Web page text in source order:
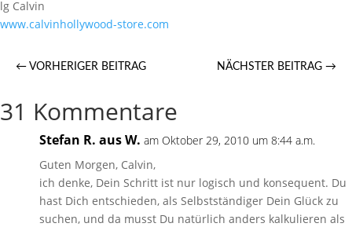
lg Calvin
www.calvinhollywood-store.com
← VORHERIGER BEITRAG NÄCHSTER BEITRAG →
31 Kommentare
Stefan R. aus W. am Oktober 29, 2010 um 8:44 a.m.
Guten Morgen, Calvin,
ich denke, Dein Schritt ist nur logisch und konsequent. Du
hast Dich entschieden, als Selbstständiger Dein Glück zu
suchen, und da musst Du natürlich anders kalkulieren als